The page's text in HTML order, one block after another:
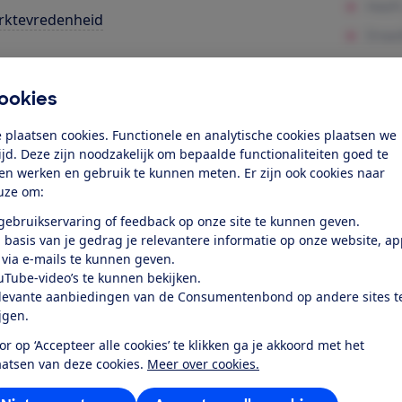
plaatsen cookies. Functionele en analytische cookies plaatsen we
Deze zijn noodzakelijk om bepaalde functionaliteiten goed te
werken en gebruik te kunnen meten. Er zijn ook cookies naar
om:
of feedback op onze site te kunnen geven.
basis van je gedrag je relevantere informatie op onze website,
e-mails te kunnen geven.
video’s te kunnen bekijken.
aanbiedingen van de Consumentenbond op andere sites
op ‘Accepteer alle cookies’ te klikken ga je akkoord met het
van deze cookies. Meer over cookies.
Word lid
Al lid? Log in
dit product
door de Consumentenbond